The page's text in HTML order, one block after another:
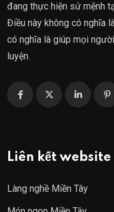
đang thực hiện sứ mệnh
Điều này không có nghĩa
có nghĩa là giúp mọi
luyện.
Liên kết website
Làng nghề Miền Tây